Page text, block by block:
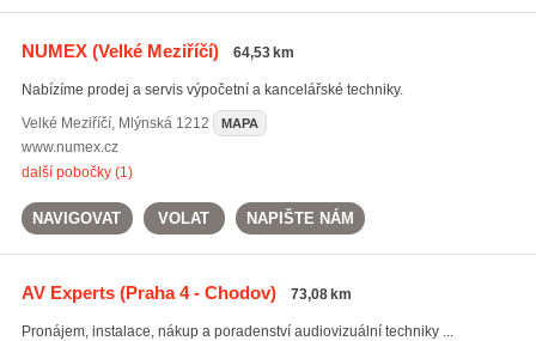
NUMEX(Velké Meziříčí) 64,53 km
Nabízíme prodej a servis výpočetní a kancelářské techniky.
Velké Meziříčí, Mlýnská 1212 MAPA
www.numex.cz
další pobočky (1)
NAVIGOVAT VOLAT NAPIŠTE NÁM
AV Experts(Praha 4 - Chodov) 73,08 km
Pronájem, instalace, nákup a poradenství audiovizuální techniky ...